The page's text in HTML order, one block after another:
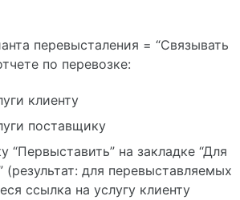
перевысталения = “Связывать
по перевозке:
клиенту
поставщику
“Первыставить” на закладке “Для
(результат: для перевыставляемых
ссылка на услугу клиенту